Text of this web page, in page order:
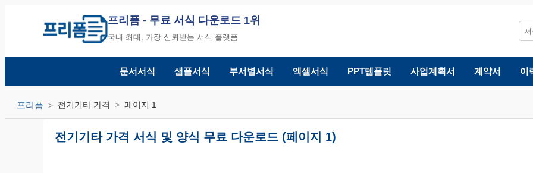
프리폼 - 무료 서식 다운로드 1위
국내 최대, 가장 신뢰받는 서식 플랫폼
문서서식 샘플서식 부서별서식 엑셀서식 PPT템플릿 사업계획서 계약서 이
프리폼 전기기타 가격 페이지 1
전기기타 가격 서식 및 양식 무료 다운로드 (페이지 1)